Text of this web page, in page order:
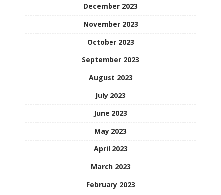
December 2023
November 2023
October 2023
September 2023
August 2023
July 2023
June 2023
May 2023
April 2023
March 2023
February 2023